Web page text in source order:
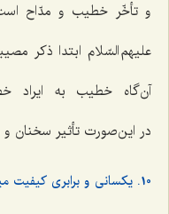
و تأخّر خطیب و مدّاح
علیهم السّلام ابتدا ذکر
آن‌گاه خطیب به ایراد
در این‌صورت تأثیر سخنان
10. یکسانی و برابری کیفیت میزبانی از عزاداران